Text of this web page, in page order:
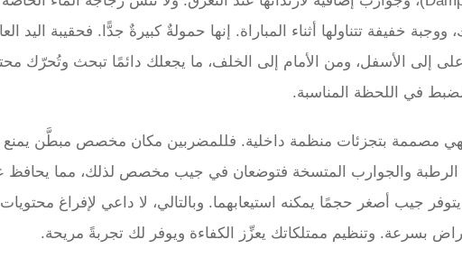
خفيفة تتناولها أثناء المباراة. إنها حمولةٌ كبيرةٌ جدًّا. فحقيبة اليد
إلى الأسفل، ومن الأمام إلى الخلف، ما يجعلك دائمًا تبحث وتُحرّك
في اللحظة المناسبة.
فهي مصممة بتجزئات منظمة داخلية. فللمضربين مكان مخصص مبطَّن يمنع
الرطبة والجوارب المتسخة فتوضعان في جيب مخصص لذلك، مما يحافظ
جيب أصغر حجمًا يمكنه استيعابهما. وبالتالي، لا داعي لإفراغ محتويات
بسرعة. وتنظيم ممتلكاتك يعزِّز الكفاءة ويوفر لك تجربةً مريحة.